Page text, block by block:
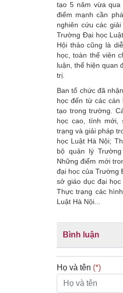
tạo 5 năm vừa
điểm mạnh cần
nghiên cứu các
Trường Đại học
Hội thảo cũng là
học, toàn thể viên
luận, thể hiện quan
trị.
Ban tổ chức đã
học đến từ các cán
tạo trong trường.
học cao, tính mới,
trạng và giải pháp
học Luật Hà Nội;
bộ quản lý
Những điểm mới
đại học của Trường
sở giáo dục đại
Thực trạng các
Luật Hà Nội...
Bình luận
Họ và tên (*)